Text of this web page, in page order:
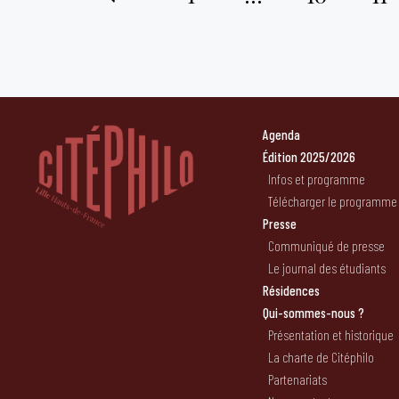
publications
Agenda
Édition 2025/2026
Infos et programme
Télécharger le programme
Presse
Communiqué de presse
Le journal des étudiants
Résidences
Qui-sommes-nous ?
Présentation et historique
La charte de Citéphilo
Partenariats